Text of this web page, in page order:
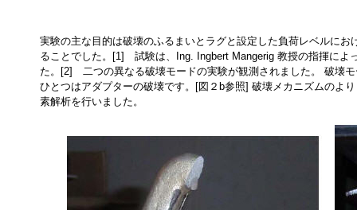
実験の主な目的は破壊のふるまいとラグと設定した負荷レベルに
ることでした。[1] 試験は、Ing. Ingbert Mangerig 教授の指揮によ
た。[2] 二つの異なる破壊モードの実験が観測されました。 破壊
ひとつはアダプターの破壊です。[図２b参照] 破壊メカニズムのよ
素解析を行いました。